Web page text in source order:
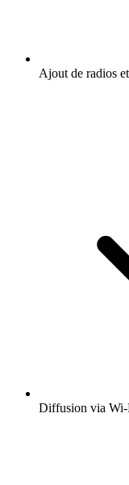
Ajout de radios
Diffusion via